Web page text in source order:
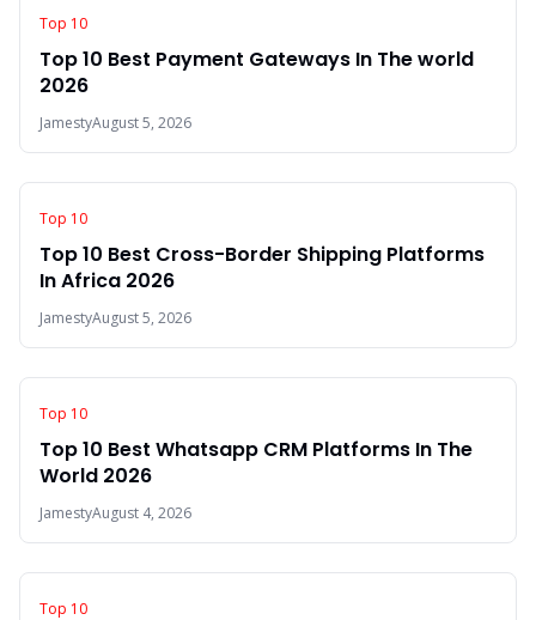
Top 10
Top 10 Best Payment Gateways In The world
2026
JamestyAugust 5, 2026
Top 10
Top 10 Best Cross-Border Shipping Platforms
In Africa 2026
JamestyAugust 5, 2026
Top 10
Top 10 Best Whatsapp CRM Platforms In The
World 2026
JamestyAugust 4, 2026
Top 10